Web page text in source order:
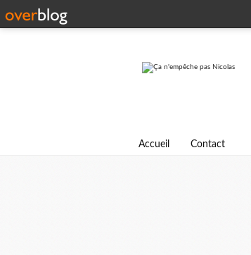
Accueil Contact